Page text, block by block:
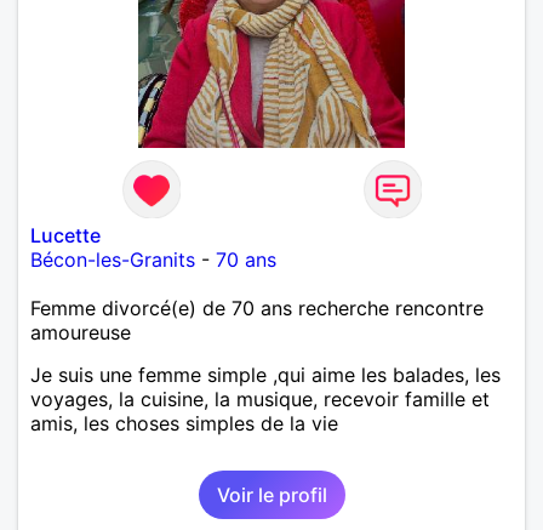
Lucette
Bécon-les-Granits - 70 ans
Femme divorcé(e) de 70 ans recherche rencontre
amoureuse
Je suis une femme simple ,qui aime les balades, les
voyages, la cuisine, la musique, recevoir famille et
amis, les choses simples de la vie
Voir le profil